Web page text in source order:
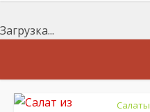
Загрузка...
Салаты